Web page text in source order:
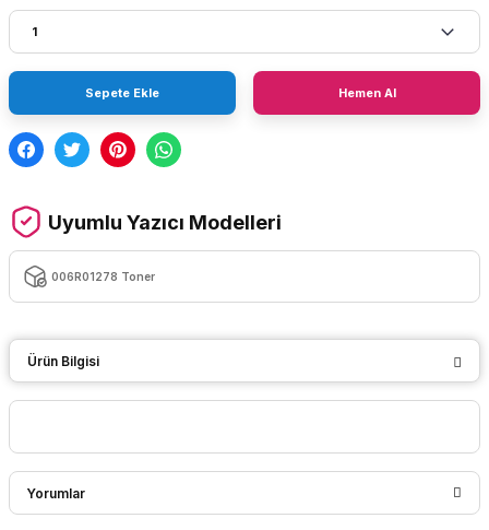
Sepete Ekle Hemen Al
Uyumlu Yazıcı Modelleri
006R01278 Toner
Ürün Bilgisi
Yorumlar